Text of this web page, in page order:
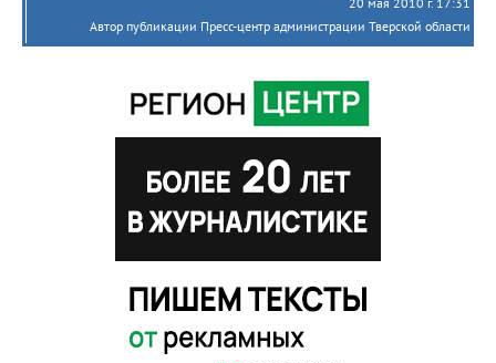
Автор публикации Пресс-центр администрации Тверской области